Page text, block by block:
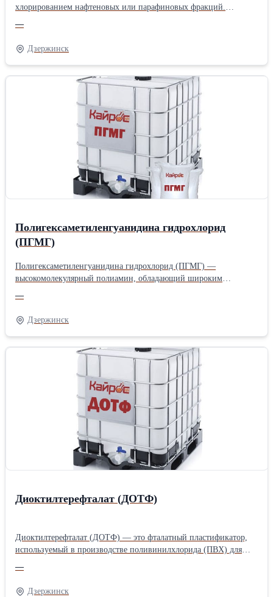
хлорированием нафтеновых или парафиновых фракций.
противоскользящее добавление в масла, смазки, краски,
герметики и резиновые изделия.
—
Дзержинск
Полигексаметиленгуанидина гидрохлорид
(ПГМГ)
Полигексаметиленгуанидина гидрохлорид (ПГМГ) —
высокомолекулярный полиамин, обладающий широким
вирусов и спор. Форма поставки Кристаллы, водный раствор.
—
Дзержинск
Диоктилтерефталат (ДОТФ)
Диоктилтерефталат (ДОТФ) — это фталатный пластификатор,
используемый в производстве поливинилхлорида (ПВХ) для
изделиям.
—
Дзержинск